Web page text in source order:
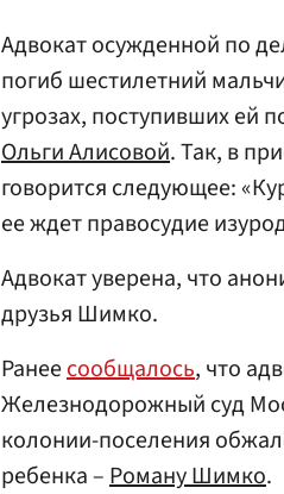
Адвокат осужденной по
погиб шестилетний
угрозах, поступивших ей
Ольги Алисовой. Так, в
говорится следующее:
ее ждет правосудие
Адвокат уверена, что
друзья Шимко.
Ранеесообщалось, что
Железнодорожный суд
колонии-поселения
ребенка –Роману Шимко.